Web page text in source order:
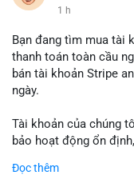
1 h
Bạn đang tìm mua tài
thanh toán toàn cầu
bán tài khoản Stripe
ngày.
Tài khoản của chúng
bảo hoạt động ổn
Đọc thêm